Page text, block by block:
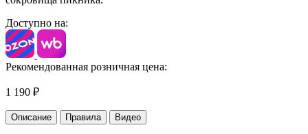
Доступно на:
Рекомендованная розничная цена:
1 190 ₽
Описание Правила Видео